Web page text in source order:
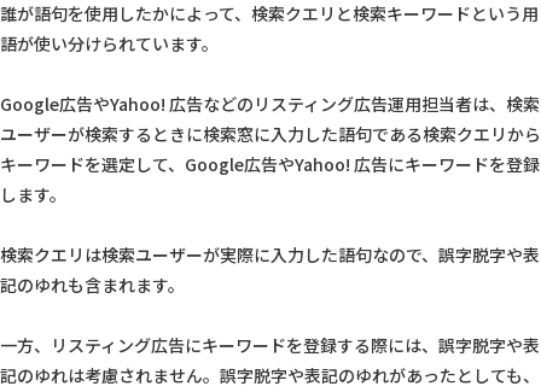
誰が語句を使用したかによって、検索クエリと検索キーワードという用
語が使い分けられています。
Google広告やYahoo! 広告などのリスティング広告運用担当者は、検索
ユーザーが検索するときに検索窓に入力した語句である検索クエリから
キーワードを選定して、Google広告やYahoo! 広告にキーワードを登録
します。
検索クエリは検索ユーザーが実際に入力した語句なので、誤字脱字や表
記のゆれも含まれます。
一方、リスティング広告にキーワードを登録する際には、誤字脱字や表
記のゆれは考慮されません。誤字脱字や表記のゆれがあったとしても、